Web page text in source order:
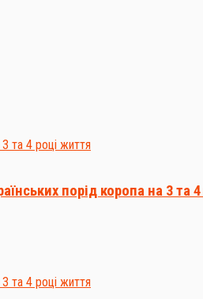
порід коропа на 3 та